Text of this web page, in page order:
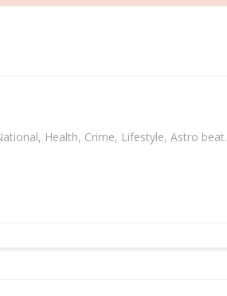
Health, Crime, Lifestyle, Astro beat.